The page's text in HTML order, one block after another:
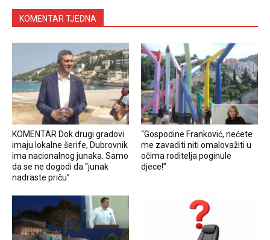
KOMENTAR TJEDNA
KOMENTAR Dok drugi gradovi
imaju lokalne šerife, Dubrovnik
ima nacionalnog junaka. Samo
da se ne dogodi da “junak
nadraste priču”
“Gospodine Franković, nećete
me zavaditi niti omalovažiti u
očima roditelja poginule
djece!”